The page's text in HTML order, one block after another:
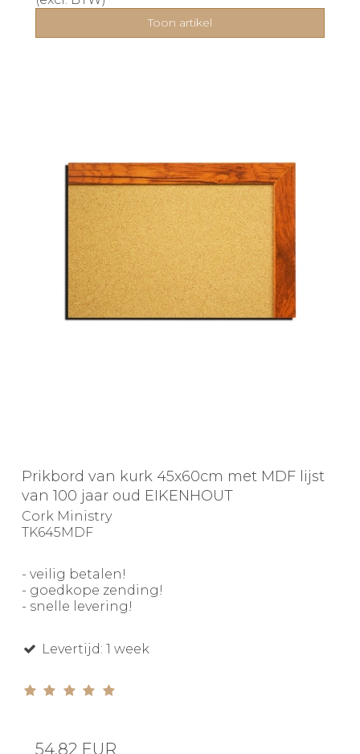
Toon artikel
Prikbord van kurk 45x60cm met MDF lijst
van 100 jaar oud EIKENHOUT
Cork Ministry
TK645MDF
- veilig betalen!
- goedkope zending!
- snelle levering!
Levertijd: 1 week
54,82 EUR